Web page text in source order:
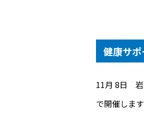
健康サ
11月 8日
で開催します